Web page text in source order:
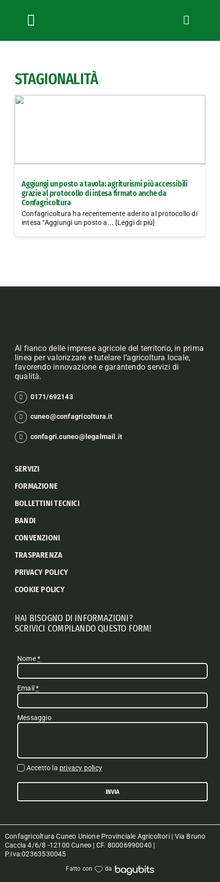
Toggle
Navigation
News
Bandi
Lavora con noi
Contatti
STAGIONALITÀ
Aggiungi un posto a tavola: agriturismi più accessibili
grazie al protocollo di intesa firmato anche da
Confagricoltura
Confagricoltura ha recentemente aderito al protocollo di
intesa “Aggiungi un posto a... [Leggi di più]
Al fianco delle imprese agricole del territorio, in prima
linea per valorizzare e tutelare l’agricoltura locale,
favorendo innovazione e garantendo servizi di
qualità.
0171/692143
cuneo@confagricoltura.it
confagri.cuneo@legalmail.it
SERVIZI
FORMAZIONE
BOLLETTINI TECNICI
BANDI
CONVENZIONI
TRASPARENZA
PRIVACY POLICY
COOKIE POLICY
HAI BISOGNO DI INFORMAZIONI?
SCRIVICI COMPILANDO QUESTO FORM!
Nome*
Email*
Messaggio
Accetto la privacy policy
INVIA
Confagricoltura Cuneo Unione Provinciale Agricoltori | Via Bruno
Caccia 4/6/8 -12100 Cuneo | CF. 80006990040 |
P.Iva:02363530045
Fatto con da